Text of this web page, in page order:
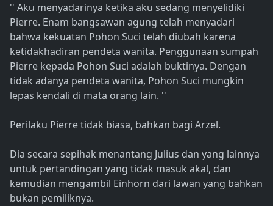
'' Aku menyadarinya ketika aku sedang menyelidiki
Pierre. Enam bangsawan agung telah menyadari
bahwa kekuatan Pohon Suci telah diubah karena
ketidakhadiran pendeta wanita. Penggunaan sumpah
Pierre kepada Pohon Suci adalah buktinya. Dengan
tidak adanya pendeta wanita, Pohon Suci mungkin
lepas kendali di mata orang lain. ''
Perilaku Pierre tidak biasa, bahkan bagi Arzel.
Dia secara sepihak menantang Julius dan yang lainnya
untuk pertandingan yang tidak masuk akal, dan
kemudian mengambil Einhorn dari lawan yang bahkan
bukan pemiliknya.